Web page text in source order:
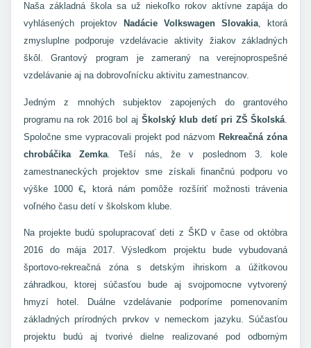
Naša základná škola sa už niekoľko rokov aktívne zapája do
vyhlásených projektov
Nadácie Volkswagen Slovakia, ktorá
zmysluplne podporuje vzdelávacie aktivity žiakov základných
škôl. Grantový program je zameraný na verejnoprospešné
vzdelávanie aj na dobrovoľnícku aktivitu zamestnancov.
Jedným z mnohých subjektov zapojených do grantového
programu na rok 2016 bol aj Školský klub detí pri ZŠ Školská
Spoločne sme vypracovali projekt pod názvom Rekreačná zóna
chrobáčika Zemka. Teší nás, že v poslednom 3. kole
zamestnaneckých projektov sme získali finančnú podporu vo
výške 1000 €,
ktorá nám pomôže rozšíriť možnosti trávenia
voľného času detí v školskom klube.
Na projekte budú spolupracovať deti z ŠKD v čase od októbra
2016 do mája 2017. Výsledkom projektu bude vybudovaná
športovo-rekreačná zóna s detským ihriskom a úžitkovou
záhradkou, ktorej súčasťou bude aj svojpomocne vytvorený
hmyzí hotel. Duálne vzdelávanie podporíme pomenovaním
základných prírodných prvkov v nemeckom jazyku. Súčasťou
projektu budú aj tvorivé dielne realizované pod odborným